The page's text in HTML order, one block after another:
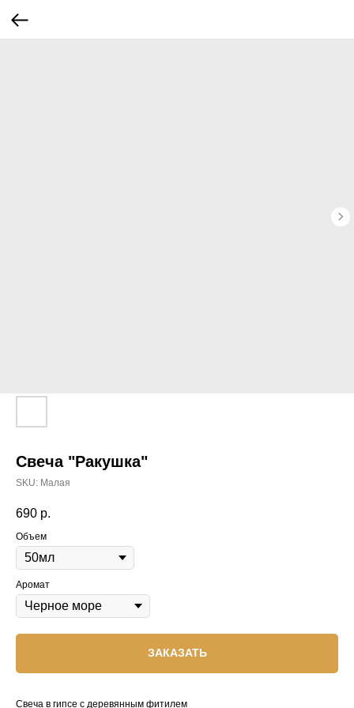
Свеча "Ракушка"
SKU: Малая
690 р.
Объем
Аромат
ЗАКАЗАТЬ
Свеча в гипсе с деревянным фитилем